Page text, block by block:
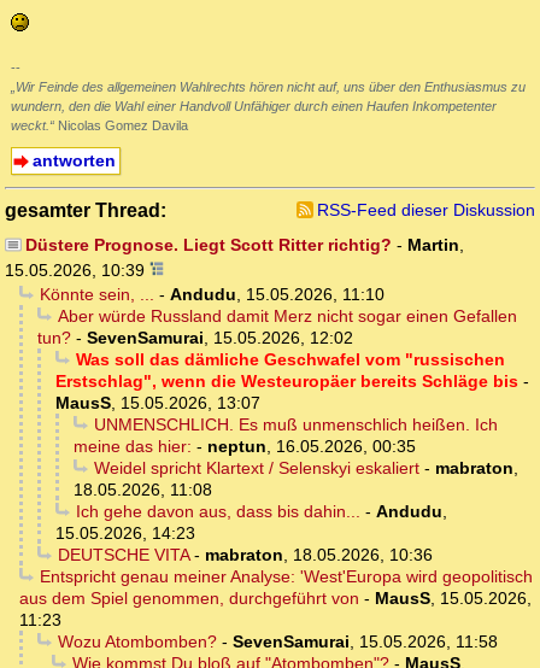
--
„Wir Feinde des allgemeinen Wahlrechts hören nicht auf, uns über den Enthusiasmus zu
wundern, den die Wahl einer Handvoll Unfähiger durch einen Haufen Inkompetenter
weckt.“ Nicolas Gomez Davila
antworten
gesamter Thread:
RSS-Feed dieser Diskussion
Düstere Prognose. Liegt Scott Ritter richtig? - Martin,
15.05.2026, 10:39
Könnte sein, ... - Andudu, 15.05.2026, 11:10
Aber würde Russland damit Merz nicht sogar einen Gefallen
tun? - SevenSamurai, 15.05.2026, 12:02
Was soll das dämliche Geschwafel vom "russischen
Erstschlag", wenn die Westeuropäer bereits Schläge bis -
MausS, 15.05.2026, 13:07
UNMENSCHLICH. Es muß unmenschlich heißen. Ich
meine das hier: - neptun, 16.05.2026, 00:35
Weidel spricht Klartext / Selenskyi eskaliert- mabraton,
18.05.2026, 11:08
Ich gehe davon aus, dass bis dahin... - Andudu,
15.05.2026, 14:23
DEUTSCHE VITA- mabraton, 18.05.2026, 10:36
Entspricht genau meiner Analyse: 'West'Europa wird geopolitisch
aus dem Spiel genommen, durchgeführt von - MausS, 15.05.2026,
11:23
Wozu Atombomben?- SevenSamurai, 15.05.2026, 11:58
Wie kommst Du bloß auf "Atombomben"?- MausS,